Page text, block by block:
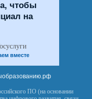
чтобы
на
вместе
ПО (на основании